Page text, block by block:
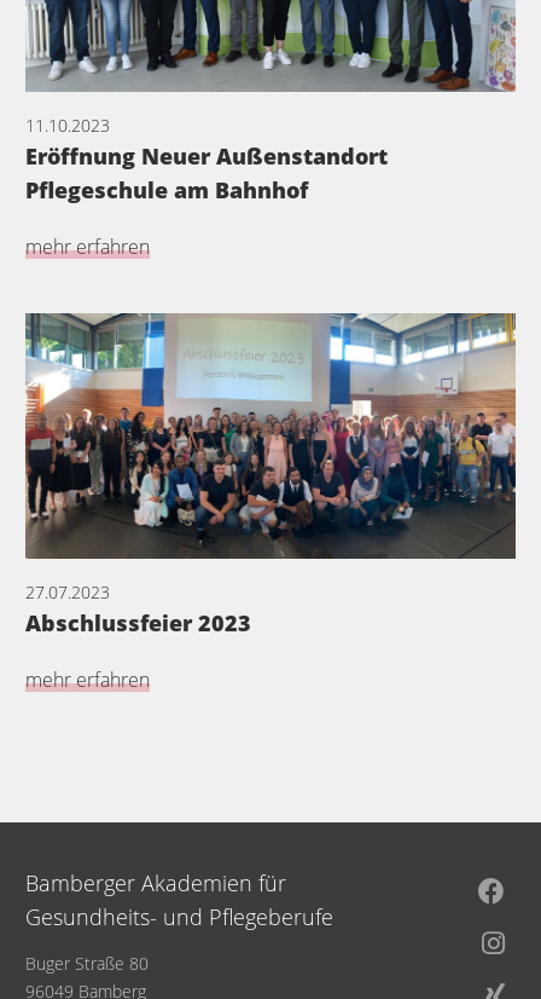
11.10.2023
Eröffnung Neuer Außenstandort
Pflegeschule am Bahnhof
mehr erfahren
27.07.2023
Abschlussfeier 2023
mehr erfahren
Bamberger Akademien für
Gesundheits- und Pflegeberufe
Buger Straße 80
96049 Bamberg